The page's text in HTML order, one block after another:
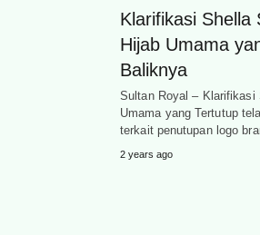
Klarifikasi Shella
Hijab Umama
Baliknya
Sultan Royal – Klarifikasi
Umama yang Tertutup
terkait penutupan logo
2 years ago